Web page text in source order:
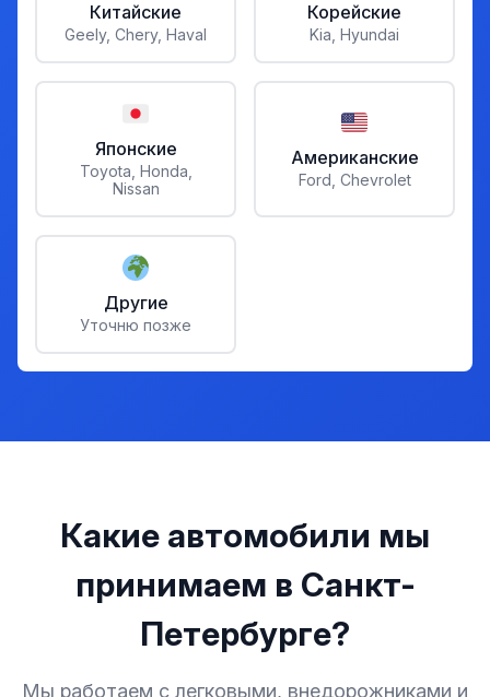
Китайские
Geely, Chery, Haval
Корейские
Kia, Hyundai
Японские
Toyota, Honda,
Nissan
Американские
Ford, Chevrolet
Другие
Уточню позже
Какие автомобили мы
принимаем в Санкт-
Петербурге?
Мы работаем с легковыми, внедорожниками и